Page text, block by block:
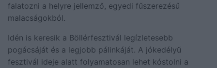
falatozni a helyre jellemző, egyedi fűszerezésű
malacságokból.
Idén is keresik a Böllérfesztivál legízletesebb
pogácsáját és a legjobb pálinkáját. A jókedélyű
fesztivál ideje alatt folyamatosan lehet kóstolni a